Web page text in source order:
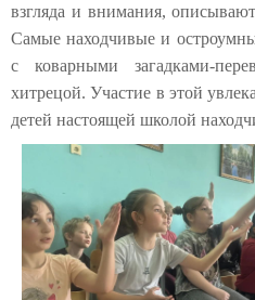
взгляда и внимания,
Самые находчивые и
с коварными загадками-
хитрецой.Участие в этой
детей настоящей школой н